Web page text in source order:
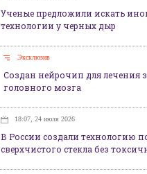
Ученые предложили искать
технологии у черных дыр
Эксклюзив
Создан нейрочип для лечения
головного мозга
18:07, 24 июля 2026
В России создали технологию
сверхчистого стекла без